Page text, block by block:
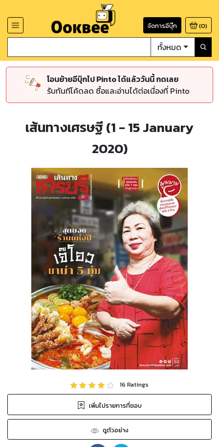
จัดการอีบุ๊ก (0)
ทั้งหมด
โอนย้ายอีบุ๊กไป Pinto ได้แล้ววันนี้ กดเลย
รับทันทีโค้ดลด ซื้อและอ่านได้ต่อเนื่องที่ Pinto
เส้นทางเศรษฐี (1 - 15 January
2020)
16 Ratings
เพิ่มไปรายการที่ชอบ
ดูตัวอย่าง